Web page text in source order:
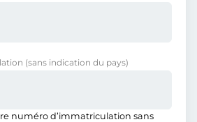
(sans indication du pays)
numéro d’immatriculation sans